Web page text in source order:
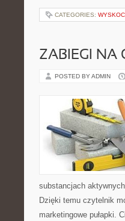
CATEGORIES:
ZABIEGI NA
POSTED BY ADMIN
substancjach
Dzięki temu czytelnik
marketingowe pułapki.